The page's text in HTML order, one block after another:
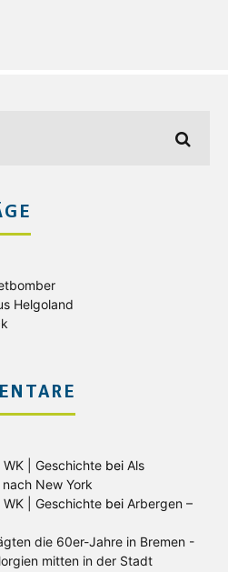
Helgoland
| Geschichte bei Als
New York
| Geschichte bei Arbergen –
die 60er-Jahre in Bremen -
mitten in der Stadt